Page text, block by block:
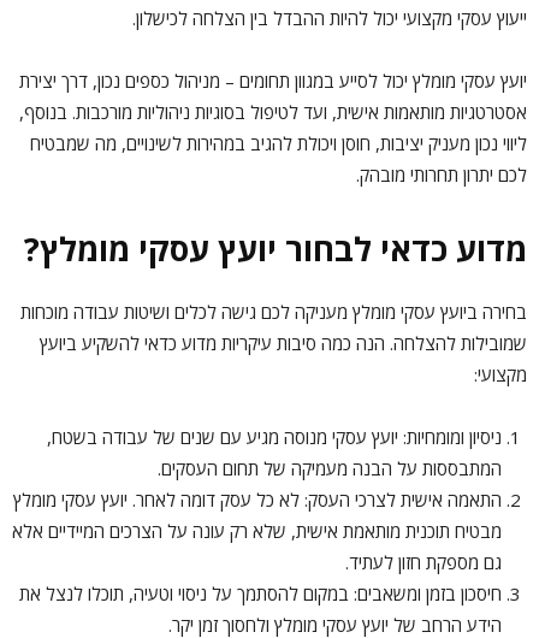
ייעוץ עסקי מקצועי יכול להיות ההבדל בין הצלחה לכישלון.
יועץ עסקי מומלץ יכול לסייע במגוון תחומים – מניהול כספים נכון, דרך יצירת
אסטרטגיות מותאמות אישית, ועד לטיפול בסוגיות ניהוליות מורכבות. בנוסף,
ליווי נכון מעניק יציבות, חוסן ויכולת להגיב במהירות לשינויים, מה שמבטיח
לכם יתרון תחרותי מובהק.
מדוע כדאי לבחור יועץ עסקי מומלץ?
בחירה ביועץ עסקי מומלץ מעניקה לכם גישה לכלים ושיטות עבודה מוכחות
שמובילות להצלחה. הנה כמה סיבות עיקריות מדוע כדאי להשקיע ביועץ
מקצועי:
ניסיון ומומחיות: יועץ עסקי מנוסה מגיע עם שנים של עבודה בשטח,
המתבססות על הבנה מעמיקה של תחום העסקים.
התאמה אישית לצרכי העסק: לא כל עסק דומה לאחר. יועץ עסקי מומלץ
מבטיח תוכנית מותאמת אישית, שלא רק עונה על הצרכים המיידיים אלא
גם מספקת חזון לעתיד.
חיסכון בזמן ומשאבים: במקום להסתמך על ניסוי וטעיה, תוכלו לנצל את
הידע הרחב של יועץ עסקי מומלץ ולחסוך זמן יקר.